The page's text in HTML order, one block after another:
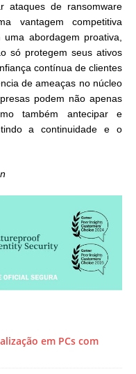
ataques de ransomware
vantagem competitiva
abordagem proativa,
só protegem seus ativos
contínua de clientes
de ameaças no núcleo
podem não apenas
também antecipar e
a continuidade e o
em PCs com